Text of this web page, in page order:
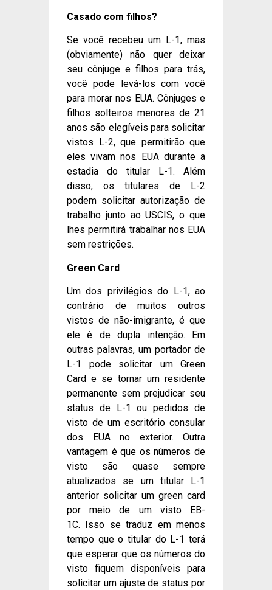
Casado com filhos?
Se você recebeu um L-1, mas
(obviamente) não quer deixar
seu cônjuge e filhos para trás,
você pode levá-los com você
para morar nos EUA. Cônjuges e
filhos solteiros menores de 21
anos são elegíveis para solicitar
vistos L-2, que permitirão que
eles vivam nos EUA durante a
estadia do titular L-1. Além
disso, os titulares de L-2
podem solicitar autorização de
trabalho junto ao USCIS, o que
lhes permitirá trabalhar nos EUA
sem restrições.
Green Card
Um dos privilégios do L-1, ao
contrário de muitos outros
vistos de não-imigrante, é que
ele é de dupla intenção. Em
outras palavras, um portador de
L-1 pode solicitar um Green
Card e se tornar um residente
permanente sem prejudicar seu
status de L-1 ou pedidos de
visto de um escritório consular
dos EUA no exterior. Outra
vantagem é que os números de
visto são quase sempre
atualizados se um titular L-1
anterior solicitar um green card
por meio de um visto EB-
1C. Isso se traduz em menos
tempo que o titular do L-1 terá
que esperar que os números do
visto fiquem disponíveis para
solicitar um ajuste de status por